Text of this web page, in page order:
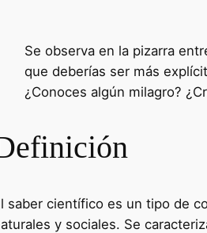
Se observa en la pizarra
que deberías ser más
¿Conoces algún milagro?
saber científico es un tipo de
y sociales. Se